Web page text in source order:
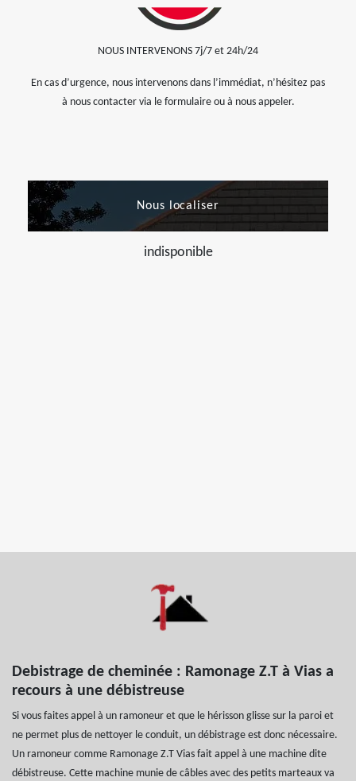
NOUS INTERVENONS 7j/7 et 24h/24
En cas d’urgence, nous intervenons dans l’immédiat, n’hésitez pas
à nous contacter via le formulaire ou à nous appeler.
Nous localiser
indisponible
Debistrage de cheminée : Ramonage Z.T à Vias a
recours à une débistreuse
Si vous faites appel à un ramoneur et que le hérisson glisse sur la paroi et
ne permet plus de nettoyer le conduit, un débistrage est donc nécessaire.
Un ramoneur comme Ramonage Z.T Vias fait appel à une machine dite
débistreuse. Cette machine munie de câbles avec des petits marteaux va